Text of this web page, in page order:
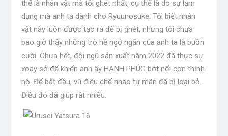
thể là nhân vật mà tôi ghét nhất, cụ thể là do sự lạm
dụng mà anh ta dành cho Ryuunosuke. Tôi biết nhân
vật này luôn được tạo ra để bị ghét, nhưng tôi chưa
bao giờ thấy những trò hề ngớ ngẩn của anh ta là buồn
cười. Chưa hết, đội ngũ sản xuất năm 2022 đã thực sự
xoay sở để khiến anh ấy HẠNH PHÚC bớt nổi cơn thịnh
nộ. Để bắt đầu, vũ điệu chế nhạo tự mãn đã bị loại bỏ.
Điều đó đã giúp rất nhiều.